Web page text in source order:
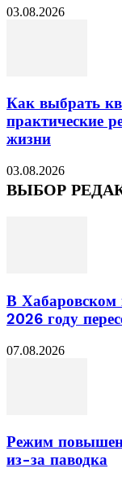
03.08.2026
Как выбрать
практические
жизни
03.08.2026
ВЫБОР
В Хабаровском
2026 году
07.08.2026
Режим
из-за паводка